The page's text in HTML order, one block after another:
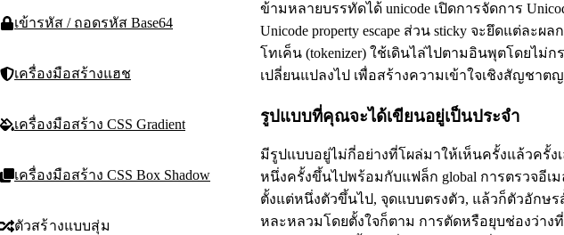
เข้ารหัส / ถอดรหัส Base64
เครื่องมือสร้างแฮช
เครื่องมือสร้าง CSS Gradient
เครื่องมือสร้าง CSS Box Shadow
ตัวสร้างแบบสุ่ม
ข้ามหลายบรรทัดได้ unicode เปิดการจัดการ
Unicode property escape ส่วน sticky จะยึดแต่
โทเค็น (tokenizer) ใช้เดินไล่ไปตามอินพุตโดยไ
เปลี่ยนแปลงไป เพื่อสร้างความเข้าใจเชิงสัญชา
รูปแบบที่คุณจะได้เขียนอยู่เป็นประจำ
มีรูปแบบอยู่ไม่กี่อย่างที่โผล่มาให้เห็นครั้งแล้วครั้ง
หนึ่งครั้งขึ้นไปพร้อมกับแฟล็ก global การตรวจอี
ตั้งแต่หนึ่งตัวขึ้นไป, จุดแบบตรงตัว, แล้วก็ตัวอักษ
หละหลวมโดยตั้งใจก็ตาม การตัดหรือยุบช่องว่าง